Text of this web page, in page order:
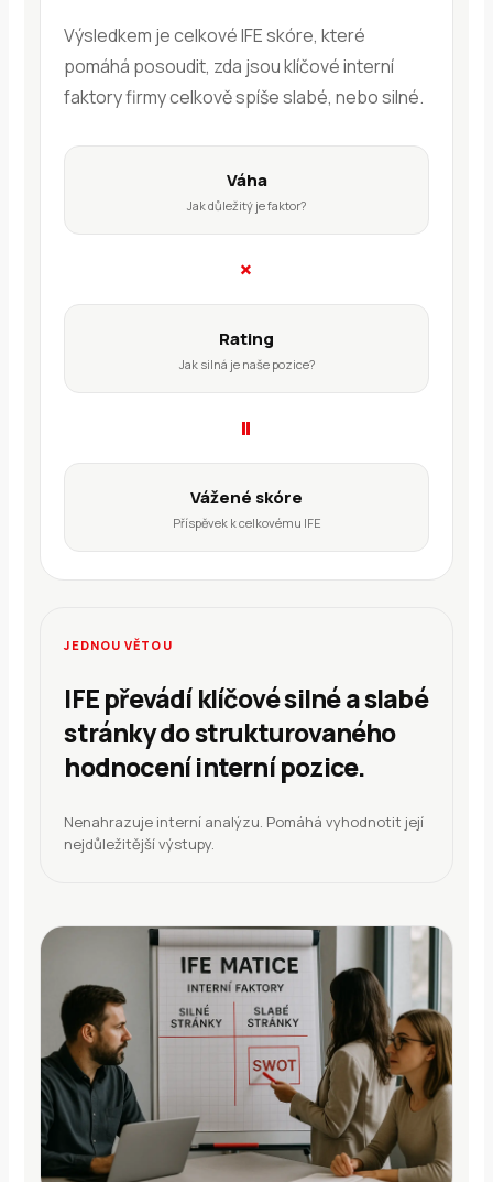
Výsledkem je celkové IFE skóre, které
pomáhá posoudit, zda jsou klíčové interní
faktory firmy celkově spíše slabé, nebo silné.
Váha
Jak důležitý je faktor?
×
Rating
Jak silná je naše pozice?
=
Vážené skóre
Příspěvek k celkovému IFE
JEDNOU VĚTOU
IFE převádí klíčové silné a slabé
stránky do strukturovaného
hodnocení interní pozice.
Nenahrazuje interní analýzu. Pomáhá vyhodnotit její
nejdůležitější výstupy.